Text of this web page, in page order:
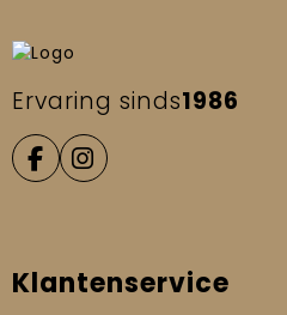
Ervaring sinds1986
Klantenservice